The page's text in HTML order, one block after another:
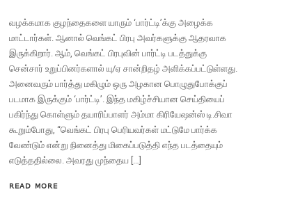
வழக்கமாக குழந்தைகளை யாரும் ‘பார்ட்டி’க்கு அழைக்க
மாட்டார்கள். ஆனால் வெங்கட் பிரபு அவர்களுக்கு ஆதரவாக
இருக்கிறார். ஆம், வெங்கட் பிரபுவின் பார்ட்டி படத்துக்கு
சென்சார் உறுப்பினர்களால் யு/ஏ சான்றிதழ் அளிக்கப்பட்டுள்ளது.
அனைவரும் பார்த்து மகிழும் ஒரு அழகான பொழுதுபோக்குப்
படமாக இருக்கும் ‘பார்ட்டி’. இந்த மகிழ்ச்சியான செய்தியைப்
பகிர்ந்து கொள்ளும் தயாரிப்பாளர் அம்மா கிரியேஷன்ஸ் டி.சிவா
கூறும்போது, “வெங்கட் பிரபு பெரியவர்கள் மட்டுமே பார்க்க
வேண்டும் என்று நினைத்து மிகைப்படுத்தி எந்த படத்தையும்
எடுத்ததில்லை. அவரது முந்தைய […]
READ MORE